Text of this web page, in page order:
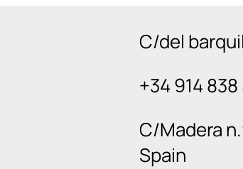
C/del
+34 914
C/Madera
Spain